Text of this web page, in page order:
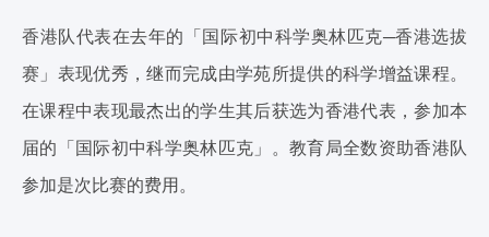
香港队代表在去年的「国际初中科学奥林匹克─香港选拔
赛」表现优秀，继而完成由学苑所提供的科学增益课程。
在课程中表现最杰出的学生其后获选为香港代表，参加本
届的「国际初中科学奥林匹克」。教育局全数资助香港队
参加是次比赛的费用。